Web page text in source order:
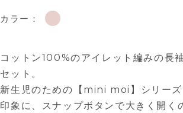
カラー：
コットン100%のアイレット編みの長
セット。
新生児のための【mini moi】シリー
印象に、スナップボタンで大きく開く